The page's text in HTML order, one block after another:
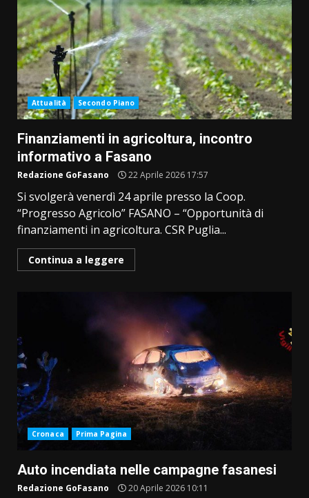
Attualità Secondo Piano
Finanziamenti in agricoltura, incontro
informativo a Fasano
Redazione GoFasano 22 Aprile 2026 17:57
Si svolgerà venerdì 24 aprile presso la Coop.
“Progresso Agricolo” FASANO – “Opportunità di
finanziamenti in agricoltura. CSR Puglia...
Continua a leggere
Cronaca Prima Pagina
Auto incendiata nelle campagne fasanesi
Redazione GoFasano 20 Aprile 2026 10:11